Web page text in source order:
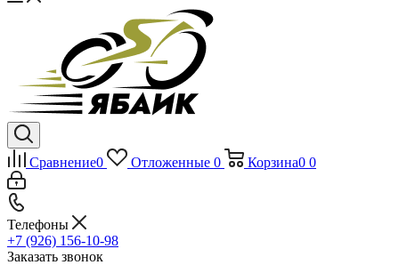
Сравнение0 Отложенные 0 Корзина0 0
Телефоны
+7 (926) 156-10-98
Заказать звонок